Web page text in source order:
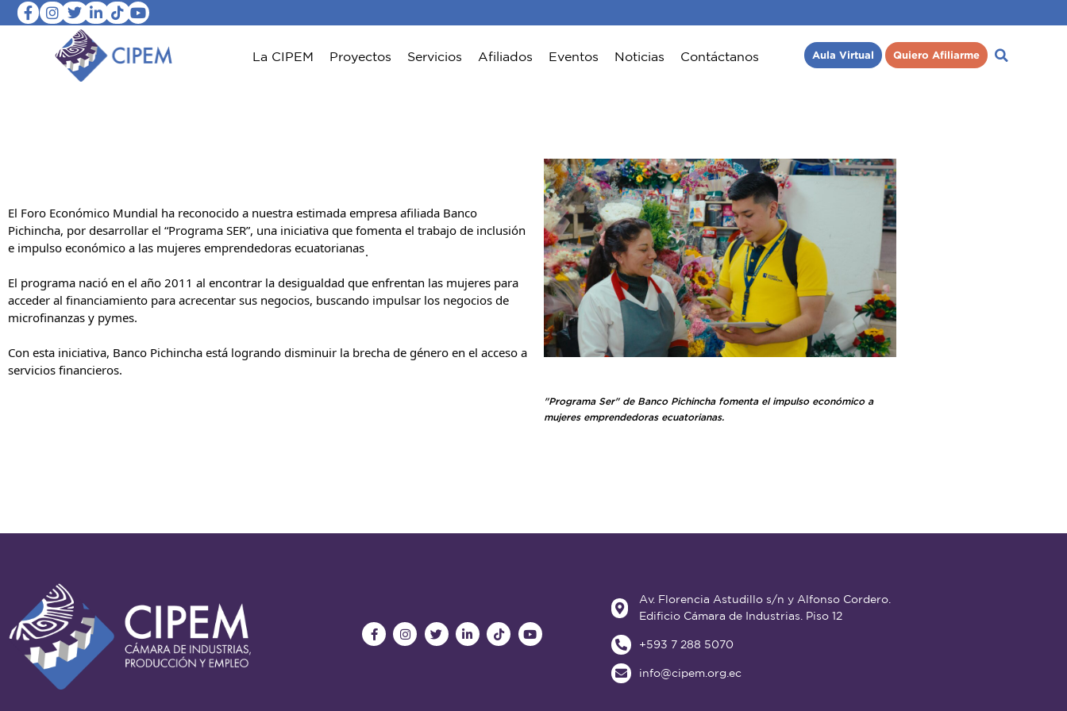
La CIPEM Proyectos Servicios Afiliados Eventos Noticias Contáctanos Aula Virtual Quiero Afiliarme
El Foro Económico Mundial ha reconocido a nuestra estimada empresa afiliada Banco
Pichincha, por desarrollar el “Programa SER”, una iniciativa que fomenta el trabajo de inclusión
e impulso económico a las mujeres emprendedoras ecuatorianas.
El programa nació en el año 2011 al encontrar la desigualdad que enfrentan las mujeres para
acceder al financiamiento para acrecentar sus negocios, buscando impulsar los negocios de
microfinanzas y pymes.
Con esta iniciativa, Banco Pichincha está logrando disminuir la brecha de género en el acceso a
servicios financieros.
"Programa Ser" de Banco Pichincha fomenta el impulso económico a
mujeres emprendedoras ecuatorianas.
Av. Florencia Astudillo s/n y Alfonso Cordero.
Edificio Cámara de Industrias. Piso 12
+593 7 288 5070
info@cipem.org.ec